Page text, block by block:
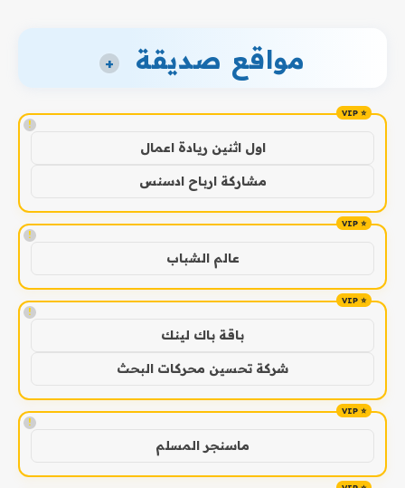
مواقع صديقة +
!
اول اثنين ريادة اعمال
مشاركة ارباح ادسنس
!
عالم الشباب
!
باقة باك لينك
شركة تحسين محركات البحث
!
ماسنجر المسلم